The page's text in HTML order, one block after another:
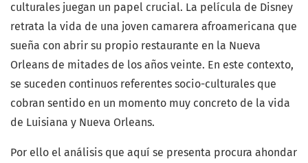
culturales juegan un papel crucial. La película de Disney
retrata la vida de una joven camarera afroamericana que
sueña con abrir su propio restaurante en la Nueva
Orleans de mitades de los años veinte. En este contexto,
se suceden continuos referentes socio-culturales que
cobran sentido en un momento muy concreto de la vida
de Luisiana y Nueva Orleans.
Por ello el análisis que aquí se presenta procura ahondar